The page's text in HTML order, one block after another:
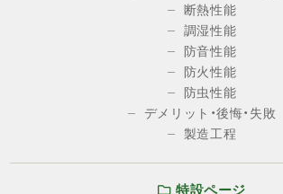
断熱性能
調湿性能
防音性能
防火性能
防虫性能
デメリット・後悔・失敗
製造工程
特設ページ